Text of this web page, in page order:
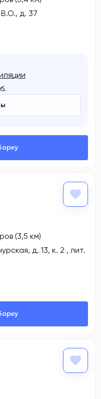
д. 37
(3,5 км)
д. 13, к. 2 , лит.